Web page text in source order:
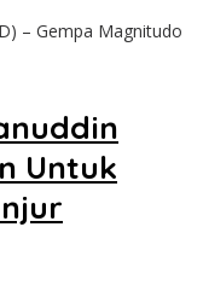
– Gempa Magnitudo
Untuk